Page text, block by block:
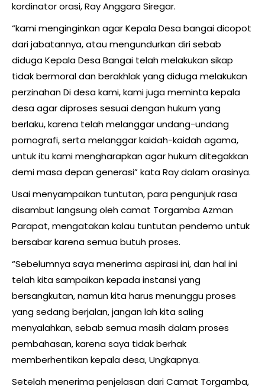
kordinator orasi, Ray Anggara Siregar.
“kami menginginkan agar Kepala Desa bangai dicopot
dari jabatannya, atau mengundurkan diri sebab
diduga Kepala Desa Bangai telah melakukan sikap
tidak bermoral dan berakhlak yang diduga melakukan
perzinahan Di desa kami, kami juga meminta kepala
desa agar diproses sesuai dengan hukum yang
berlaku, karena telah melanggar undang-undang
pornografi, serta melanggar kaidah-kaidah agama,
untuk itu kami mengharapkan agar hukum ditegakkan
demi masa depan generasi” kata Ray dalam orasinya.
Usai menyampaikan tuntutan, para pengunjuk rasa
disambut langsung oleh camat Torgamba Azman
Parapat, mengatakan kalau tuntutan pendemo untuk
bersabar karena semua butuh proses.
“Sebelumnya saya menerima aspirasi ini, dan hal ini
telah kita sampaikan kepada instansi yang
bersangkutan, namun kita harus menunggu proses
yang sedang berjalan, jangan lah kita saling
menyalahkan, sebab semua masih dalam proses
pembahasan, karena saya tidak berhak
memberhentikan kepala desa, Ungkapnya.
Setelah menerima penjelasan dari Camat Torgamba,